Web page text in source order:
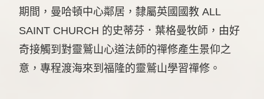
期間，曼哈頓中心鄰居，隸屬英國國教 ALL
SAINT CHURCH 的史蒂芬．葉格曼牧師，由好
奇接觸到對靈鷲山心道法師的禪修產生景仰之
意，專程渡海來到福隆的靈鷲山學習禪修。